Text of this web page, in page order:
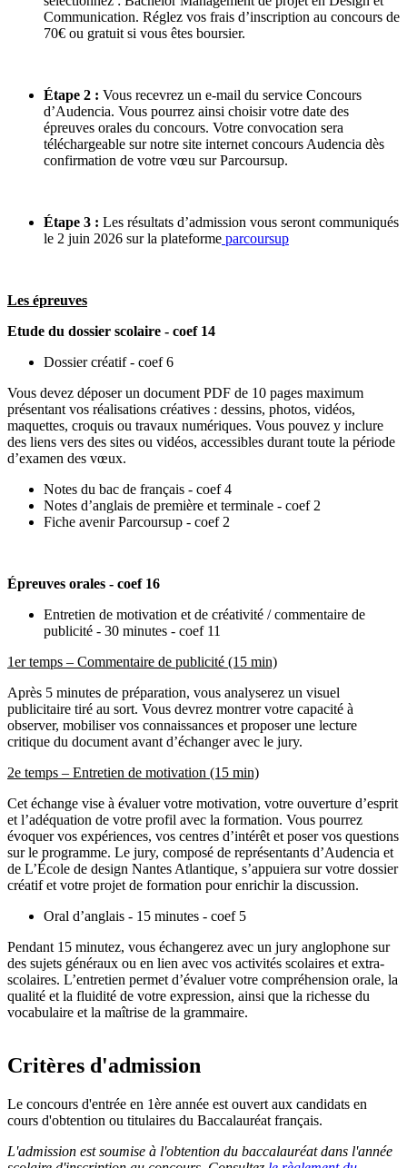
Communication. Réglez vos frais d’inscription au concours de
70€ ou gratuit si vous êtes boursier.
Étape 2 : Vous recevrez un e-mail du service Concours
d’Audencia. Vous pourrez ainsi choisir votre date des
épreuves orales du concours. Votre convocation sera
téléchargeable sur notre site internet concours Audencia dès
confirmation de votre vœu sur Parcoursup.
Étape 3 : Les résultats d’admission vous seront communiqués
le 2 juin 2026 sur la plateforme parcoursup
Les épreuves
Etude du dossier scolaire - coef 14
Dossier créatif - coef 6
Vous devez déposer un document PDF de 10 pages maximum
présentant vos réalisations créatives : dessins, photos, vidéos,
maquettes, croquis ou travaux numériques. Vous pouvez y inclure
des liens vers des sites ou vidéos, accessibles durant toute la période
d’examen des vœux.
Notes du bac de français - coef 4
Notes d’anglais de première et terminale - coef 2
Fiche avenir Parcoursup - coef 2
Épreuves orales - coef 16
Entretien de motivation et de créativité / commentaire de
publicité - 30 minutes - coef 11
1er temps – Commentaire de publicité (15 min)
Après 5 minutes de préparation, vous analyserez un visuel
publicitaire tiré au sort. Vous devrez montrer votre capacité à
observer, mobiliser vos connaissances et proposer une lecture
critique du document avant d’échanger avec le jury.
2e temps – Entretien de motivation (15 min)
Cet échange vise à évaluer votre motivation, votre ouverture d’esprit
et l’adéquation de votre profil avec la formation. Vous pourrez
évoquer vos expériences, vos centres d’intérêt et poser vos questions
sur le programme. Le jury, composé de représentants d’Audencia et
de L’École de design Nantes Atlantique, s’appuiera sur votre dossier
créatif et votre projet de formation pour enrichir la discussion.
Oral d’anglais - 15 minutes - coef 5
Pendant 15 minutez, vous échangerez avec un jury anglophone sur
des sujets généraux ou en lien avec vos activités scolaires et extra-
scolaires. L’entretien permet d’évaluer votre compréhension orale, la
qualité et la fluidité de votre expression, ainsi que la richesse du
vocabulaire et la maîtrise de la grammaire.
Critères d'admission
Le concours d'entrée en 1ère année est ouvert aux candidats en
cours d'obtention ou titulaires du Baccalauréat français.
L'admission est soumise à l'obtention du baccalauréat dans l'année